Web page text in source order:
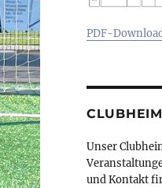
PDF-
Unser
und Kontakt